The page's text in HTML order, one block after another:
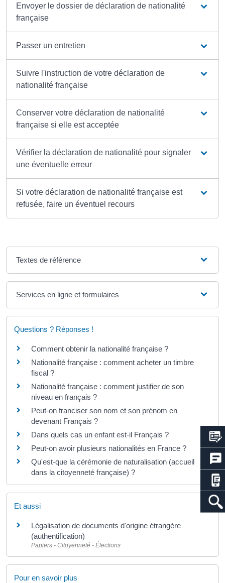
Envoyer le dossier de déclaration de nationalité
française
Passer un entretien
Suivre l'instruction de votre déclaration de
nationalité française
Conserver votre déclaration de nationalité
française si elle est acceptée
Vérifier la déclaration de nationalité pour signaler
une éventuelle erreur
Si votre déclaration de nationalité française est
refusée, faire un éventuel recours
Textes de référence
Services en ligne et formulaires
Questions ? Réponses !
Comment obtenir la nationalité française ?
Nationalité française : comment acheter un timbre
fiscal ?
Nationalité française : comment justifier de son
niveau en français ?
Peut-on franciser son nom et son prénom en
devenant Français ?
Dans quels cas un enfant est-il Français ?
Peut-on avoir plusieurs nationalités en France ?
Qu'est-que la cérémonie de naturalisation (accueil
dans la citoyenneté française) ?
Et aussi
Légalisation de documents d'origine étrangère
(authentification)
Papiers - Citoyenneté - Élections
Pour en savoir plus